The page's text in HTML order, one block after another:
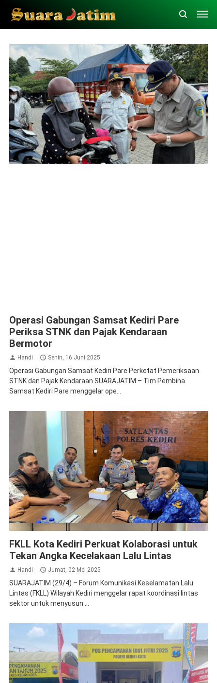
Operasi Gabungan Samsat Kediri Pare
Periksa STNK dan Pajak Kendaraan
Bermotor
Handi Senin, 16 Juni 2025
Operasi Gabungan Samsat Kediri Pare Perketat Pemeriksaan
STNK dan Pajak Kendaraan SUARAJATIM – Tim Pembina
Samsat Kediri Pare menggelar ope...
FKLL Kota Kediri Perkuat Kolaborasi untuk
Tekan Angka Kecelakaan Lalu Lintas
Handi Jumat, 02 Mei 2025
SUARAJATIM (29/4) – Forum Komunikasi Keselamatan Lalu
Lintas (FKLL) Wilayah Kediri menggelar rapat koordinasi lintas
sektor untuk menyusun ...